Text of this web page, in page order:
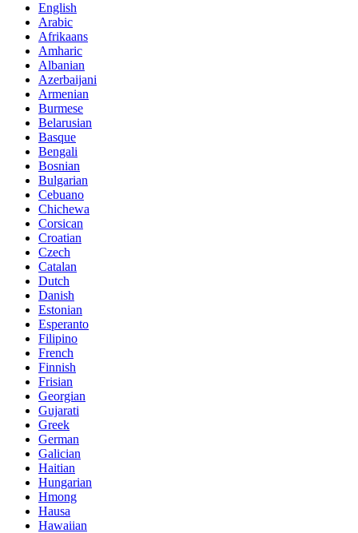
English
Arabic
Afrikaans
Amharic
Albanian
Azerbaijani
Armenian
Burmese
Belarusian
Basque
Bengali
Bosnian
Bulgarian
Cebuano
Chichewa
Corsican
Croatian
Czech
Catalan
Dutch
Danish
Estonian
Esperanto
Filipino
French
Finnish
Frisian
Georgian
Gujarati
Greek
German
Galician
Haitian
Hungarian
Hmong
Hausa
Hawaiian